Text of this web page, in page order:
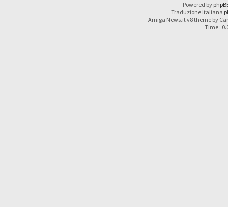
Powered by
Traduzione Italiana
Amiga News.it v8 theme by
Time :